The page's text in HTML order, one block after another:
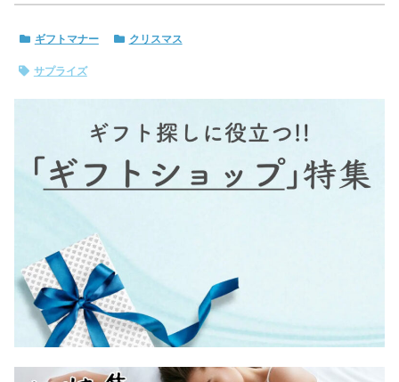
ギフトマナー クリスマス
サプライズ